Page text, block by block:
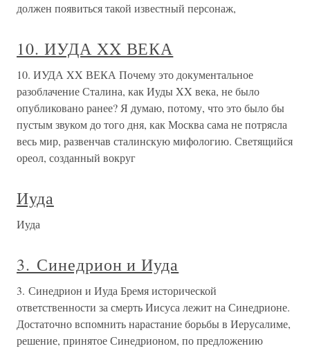
должен появиться такой известный персонаж,
10. ИУДА XX ВЕКА
10. ИУДА XX ВЕКА Почему это документальное
разоблачение Сталина, как Иуды XX века, не было
опубликовано ранее? Я думаю, потому, что это было бы
пустым звуком до того дня, как Москва сама не потрясла
весь мир, развенчав сталинскую мифологию. Светящийся
ореол, созданный вокруг
Иуда
Иуда
3. Синедрион и Иуда
3. Синедрион и Иуда Бремя исторической
ответственности за смерть Иисуса лежит на Синедрионе.
Достаточно вспомнить нарастание борьбы в Иерусалиме,
решение, принятое Синедрионом, по предложению